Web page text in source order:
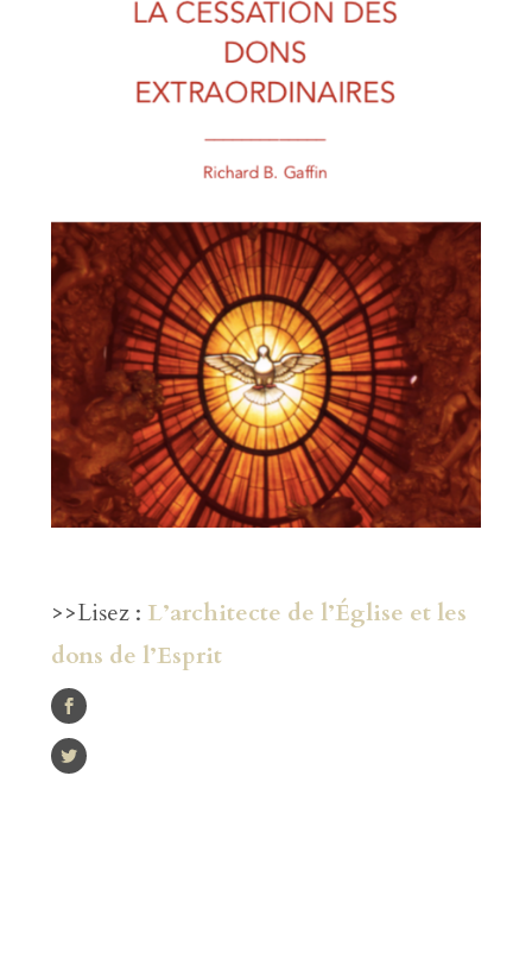
>>Lisez : L’architecte de l’Église et les
dons de l’Esprit